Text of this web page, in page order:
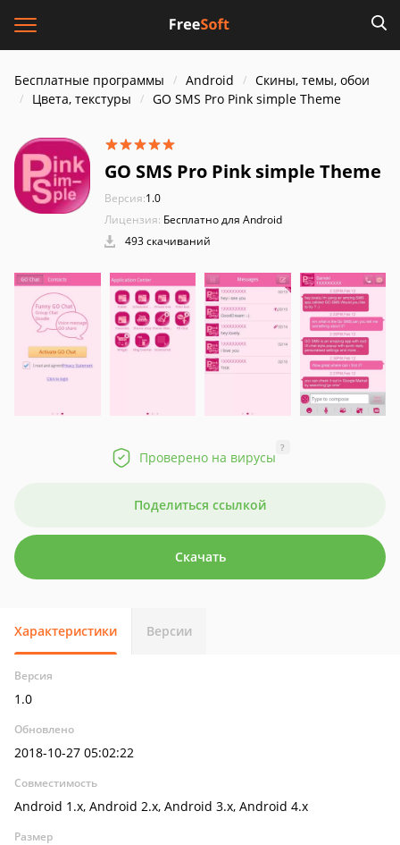
Бесплатные программы Android
Скины, темы, обои
Цвета, текстуры
GO SMS Pro Pink simple Theme
GO SMS Pro Pink simple Theme
Версия:1.0
Лицензия: Бесплатно для Android
493 скачиваний
Проверено на вирусы
?
Поделиться ссылкой
Скачать
Характеристики Версии
Версия
1.0
Обновлено
2018-10-27 05:02:22
Совместимость
Android 1.x, Android 2.x, Android 3.x, Android 4.x
Размер